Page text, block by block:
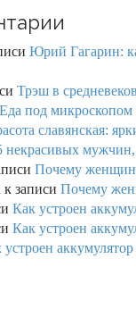
Юрий Гагарин:
Трэш в
Еда под микроскопом
славянская:
некрасивых
Почему
к записи Почему
Как устроен
Как устроен
устроен